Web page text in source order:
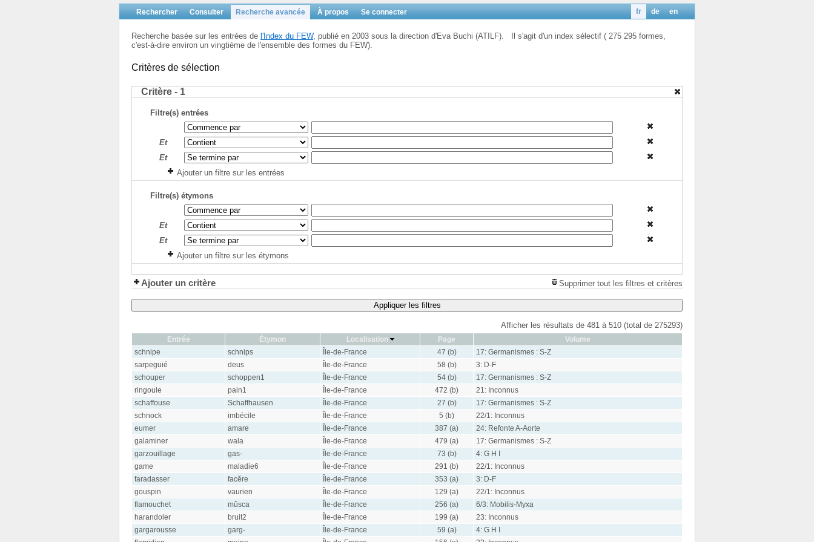
Rechercher Consulter Recherche avancée À propos Se connecter en
de
fr
Recherche basée sur les entrées de l'Index du FEW, publié en 2003 sous la direction d'Eva Buchi (ATILF). Il s'agit d'un index sélectif ( 275 295 formes,
c'est-à-dire environ un vingtième de l'ensemble des formes du FEW).
Critères de sélection
Critère - 1
Filtre(s) entrées
Et
Et
Ajouter un filtre sur les entrées
Filtre(s) étymons
Et
Et
Ajouter un filtre sur les étymons
Ajouter un critère Supprimer tout les filtres et critères
Appliquer les filtres
Afficher les résultats de 481 à 510 (total de 275293)
Entrée Étymon Localisation Page
Volume
schnipe
schnips Île-de-France 47 (b)
17: Germanismes : S-Z
sarpeguié
deus Île-de-France 58 (b)
3: D-F
schouper
schoppen1 Île-de-France 54 (b)
17: Germanismes : S-Z
ringoule
pain1 Île-de-France 472 (b)
21: Inconnus
schaffouse
Schaffhausen Île-de-France 27 (b)
17: Germanismes : S-Z
schnock
imbécile Île-de-France 5 (b)
22/1: Inconnus
eumer
amare Île-de-France 387 (a)
24: Refonte A-Aorte
galaminer
wala Île-de-France 479 (a)
17: Germanismes : S-Z
garzouillage
gas- Île-de-France 73 (b)
4: G H I
game
maladie6 Île-de-France 291 (b)
22/1: Inconnus
faradasser
facĕre Île-de-France 353 (a)
3: D-F
gouspin
vaurien Île-de-France 129 (a)
22/1: Inconnus
flamouchet
mŭsca Île-de-France 256 (a)
6/3: Mobilis-Myxa
harandoler
bruit2 Île-de-France 199 (a)
23: Inconnus
gargarousse
garg- Île-de-France 59 (a)
4: G H I